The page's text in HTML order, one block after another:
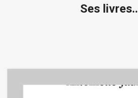
Ses livres..